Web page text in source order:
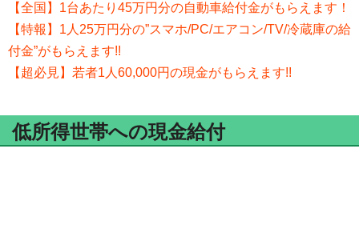
【全国】1台あたり45万円分の自動車給付金がもらえます！
【特報】1人25万円分の”スマホ/PC/エアコン/TV/冷蔵庫の給
付金”がもらえます!!
【超必見】若者1人60,000円の現金がもらえます!!
低所得世帯への現金給付